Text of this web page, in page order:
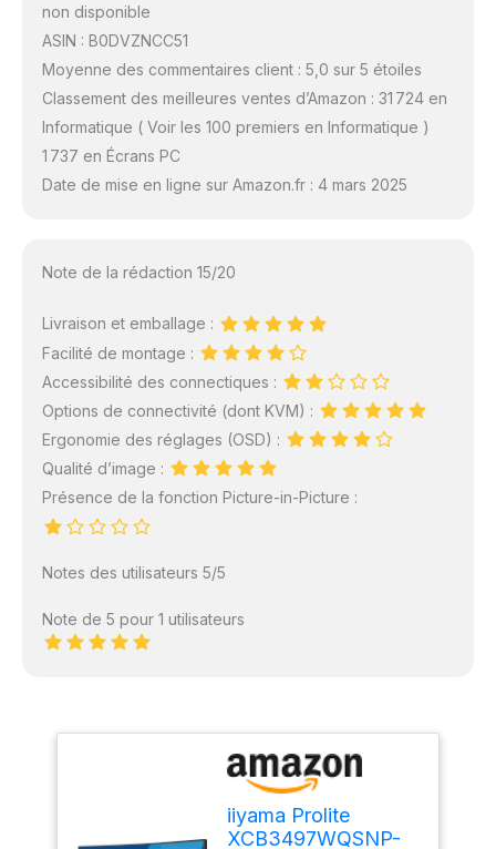
non disponible
ASIN : B0DVZNCC51
Moyenne des commentaires client : 5,0 sur 5 étoiles
Classement des meilleures ventes d’Amazon : 31 724 en
Informatique ( Voir les 100 premiers en Informatique )
1 737 en Écrans PC
Date de mise en ligne sur Amazon.fr : 4 mars 2025
Note de la rédaction 15/20
Livraison et emballage :
Facilité de montage :
Accessibilité des connectiques :
Options de connectivité (dont KVM) :
Ergonomie des réglages (OSD) :
Qualité d’image :
Présence de la fonction Picture-in-Picture :
Notes des utilisateurs 5/5
Note de 5 pour 1 utilisateurs
iiyama Prolite
XCB3497WQSNP-